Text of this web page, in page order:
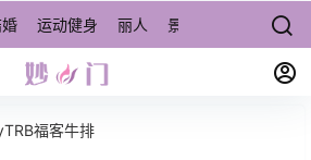
运动健身 丽人 景点/周边游 宠物
福客牛排